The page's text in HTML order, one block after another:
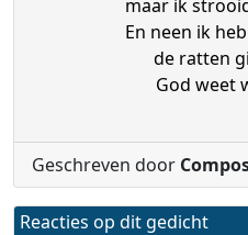
maar ik
En neen ik
de ratten
God weet
Geschreven door
Reacties op dit gedicht